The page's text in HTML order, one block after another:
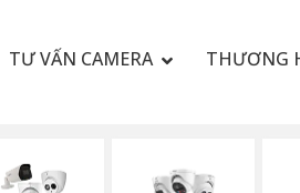
TƯ VẤN CAMERA THƯƠNG